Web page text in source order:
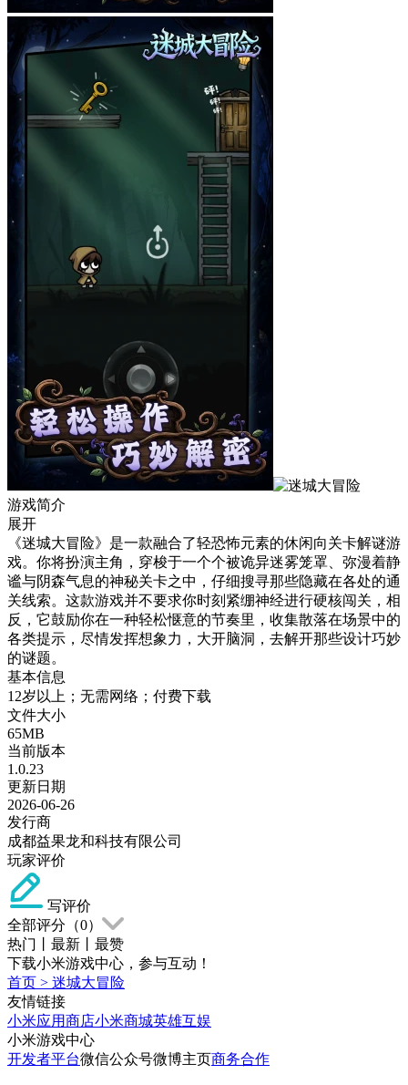
游戏简介
展开
《迷城大冒险》是一款融合了轻恐怖元素的休闲向关卡解谜游
戏。你将扮演主角，穿梭于一个个被诡异迷雾笼罩、弥漫着静
谧与阴森气息的神秘关卡之中，仔细搜寻那些隐藏在各处的通
关线索。这款游戏并不要求你时刻紧绷神经进行硬核闯关，相
反，它鼓励你在一种轻松惬意的节奏里，收集散落在场景中的
各类提示，尽情发挥想象力，大开脑洞，去解开那些设计巧妙
的谜题。
基本信息
12岁以上；无需网络；付费下载
文件大小
65MB
当前版本
1.0.23
更新日期
2026-06-26
发行商
成都益果龙和科技有限公司
玩家评价
写评价
全部评分（0）
热门
最新
最赞
下载小米游戏中心，参与互动！
首页 > 迷城大冒险
友情链接
小米应用商店小米商城英雄互娱
小米游戏中心
开发者平台微信公众号微博主页商务合作